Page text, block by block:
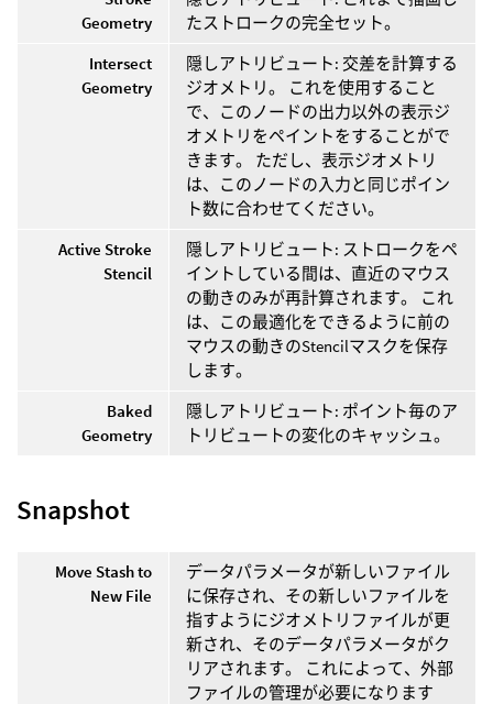
Geometry
たストロークの完全セット。
Intersect
Geometry
隠しアトリビュート: 交差を計算する
ジオメトリ。 これを使用すること
で、このノードの出力以外の表示ジ
オメトリをペイントをすることがで
きます。 ただし、表示ジオメトリ
は、このノードの入力と同じポイン
ト数に合わせてください。
Active Stroke
Stencil
隠しアトリビュート: ストロークをペ
イントしている間は、直近のマウス
の動きのみが再計算されます。 これ
は、この最適化をできるように前の
マウスの動きのStencilマスクを保存
します。
Baked
Geometry
隠しアトリビュート: ポイント毎のア
トリビュートの変化のキャッシュ。
Snapshot
Move Stash to
New File
データパラメータが新しいファイル
に保存され、その新しいファイルを
指すようにジオメトリファイルが更
新され、そのデータパラメータがク
リアされます。 これによって、外部
ファイルの管理が必要になります